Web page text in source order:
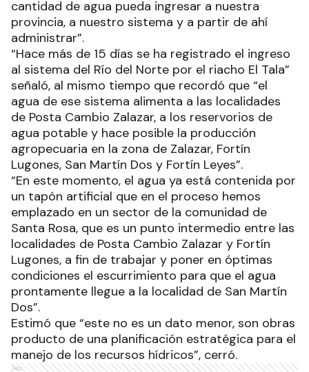
cantidad de agua pueda ingresar a nuestra
provincia, a nuestro sistema y a partir de ahí
administrar”.
“Hace más de 15 días se ha registrado el ingreso
al sistema del Río del Norte por el riacho El Tala”
señaló, al mismo tiempo que recordó que “el
agua de ese sistema alimenta a las localidades
de Posta Cambio Zalazar, a los reservorios de
agua potable y hace posible la producción
agropecuaria en la zona de Zalazar, Fortín
Lugones, San Martín Dos y Fortín Leyes”.
“En este momento, el agua ya está contenida por
un tapón artificial que en el proceso hemos
emplazado en un sector de la comunidad de
Santa Rosa, que es un punto intermedio entre las
localidades de Posta Cambio Zalazar y Fortín
Lugones, a fin de trabajar y poner en óptimas
condiciones el escurrimiento para que el agua
prontamente llegue a la localidad de San Martín
Dos”.
Estimó que “este no es un dato menor, son obras
producto de una planificación estratégica para el
manejo de los recursos hídricos”, cerró.
Ads